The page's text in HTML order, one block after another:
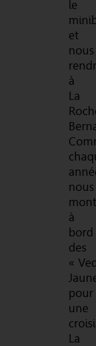
le
et
nous
à
La
nous
à
bord
des
«
pour
une
La